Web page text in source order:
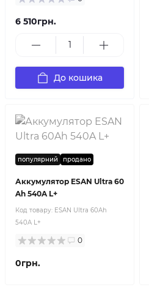
6 510грн.
До кошика
популярний продано
Аккумулятор ESAN Ultra 60
Ah 540A L+
Код товару: ESAN Ultra 60Ah
540A L+
0
0грн.